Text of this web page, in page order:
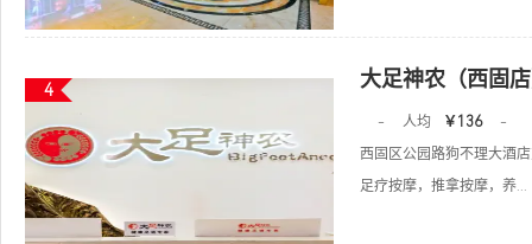
4 大足神农（西固
- 人均 ￥136
-
西固区公园路狗不理大酒
足疗按摩，推拿按摩，养...